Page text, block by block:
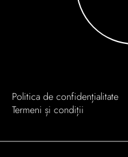
Politica de confidențialitate
Termeni și condiții